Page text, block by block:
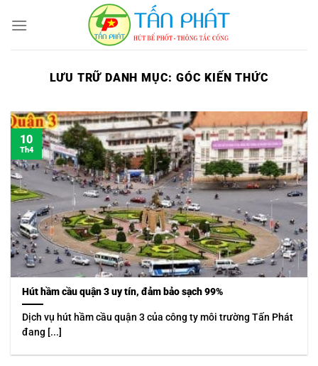
qua
LƯU TRỮ DANH MỤC: GÓC KIẾN THỨC
Hút hầm cầu quận 3 uy tín, đảm bảo sạch 99%
Dịch vụ hút hầm cầu quận 3 của công ty môi trường Tấn Phát
đang [...]
10
Th4